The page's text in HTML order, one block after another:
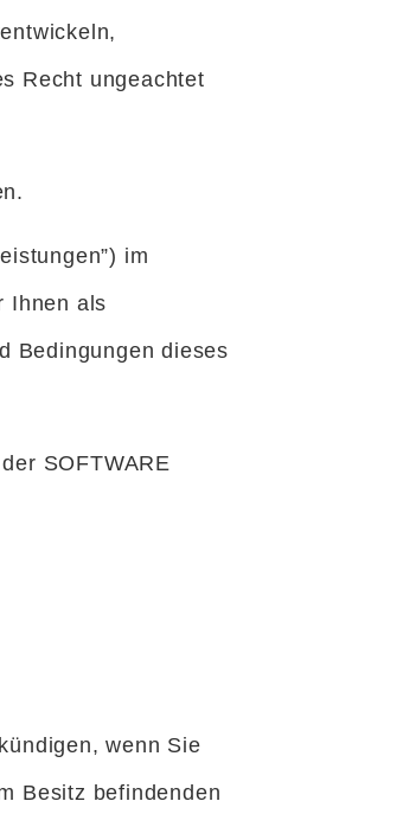
Recht ungeachtet
im
Ihnen als
Bedingungen dieses
SOFTWARE
wenn Sie
Besitz befindenden